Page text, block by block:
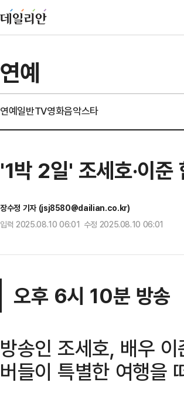
연예
연예일반TV영화음악스타
'1박 2일' 조세호·이
장수정 기자 (jsj8580@dailian.co.kr)
입력 2025.08.10 06:01 수정 2025.08.10 06:01
오후 6시 10분 방송
방송인 조세호, 배우
버들이 특별한 여행을